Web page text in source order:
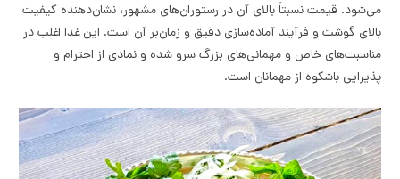
می‌شود. قیمت نسبتاً بالای آن در رستوران‌های مشهور، نشان‌دهنده کیفیت
بالای گوشت و فرآیند آماده‌سازی دقیق و زمان‌بر آن است. این غذا اغلب در
مناسبت‌های خاص و مهمانی‌های بزرگ سرو شده و نمادی از احترام و
پذیرایی باشکوه از مهمانان است.